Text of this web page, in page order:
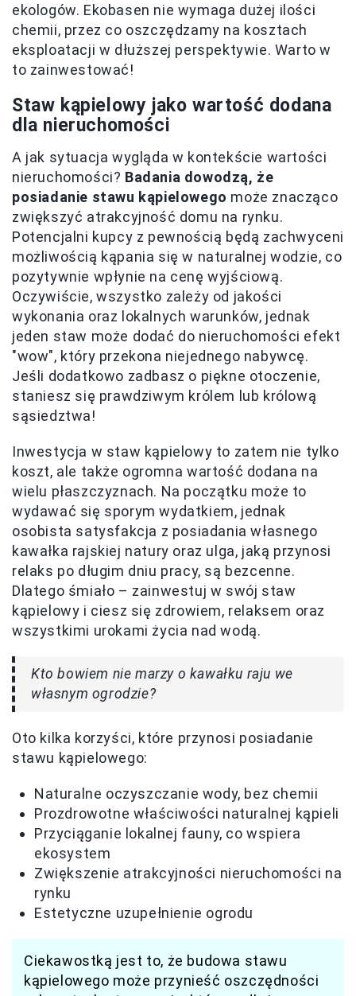
ekologów. Ekobasen nie wymaga dużej ilości
chemii, przez co oszczędzamy na kosztach
eksploatacji w dłuższej perspektywie. Warto w
to zainwestować!
Staw kąpielowy jako wartość dodana
dla nieruchomości
A jak sytuacja wygląda w kontekście wartości
nieruchomości? Badania dowodzą, że
posiadanie stawu kąpielowego może znacząco
zwiększyć atrakcyjność domu na rynku.
Potencjalni kupcy z pewnością będą zachwyceni
możliwością kąpania się w naturalnej wodzie, co
pozytywnie wpłynie na cenę wyjściową.
Oczywiście, wszystko zależy od jakości
wykonania oraz lokalnych warunków, jednak
jeden staw może dodać do nieruchomości efekt
"wow", który przekona niejednego nabywcę.
Jeśli dodatkowo zadbasz o piękne otoczenie,
staniesz się prawdziwym królem lub królową
sąsiedztwa!
Inwestycja w staw kąpielowy to zatem nie tylko
koszt, ale także ogromna wartość dodana na
wielu płaszczyznach. Na początku może to
wydawać się sporym wydatkiem, jednak
osobista satysfakcja z posiadania własnego
kawałka rajskiej natury oraz ulga, jaką przynosi
relaks po długim dniu pracy, są bezcenne.
Dlatego śmiało – zainwestuj w swój staw
kąpielowy i ciesz się zdrowiem, relaksem oraz
wszystkimi urokami życia nad wodą.
Kto bowiem nie marzy o kawałku raju we
własnym ogrodzie?
Oto kilka korzyści, które przynosi posiadanie
stawu kąpielowego:
Naturalne oczyszczanie wody, bez chemii
Prozdrowotne właściwości naturalnej kąpieli
Przyciąganie lokalnej fauny, co wspiera
ekosystem
Zwiększenie atrakcyjności nieruchomości na
rynku
Estetyczne uzupełnienie ogrodu
Ciekawostką jest to, że budowa stawu
kąpielowego może przynieść oszczędności